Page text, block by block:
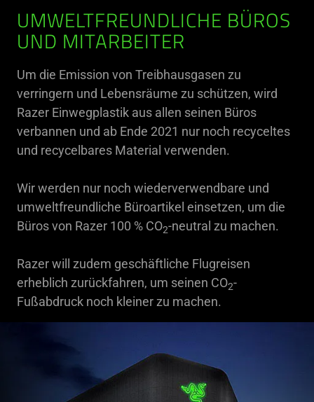
UMWELTFREUNDLICHE BÜROS
UND MITARBEITER
Um die Emission von Treibhausgasen zu
verringern und Lebensräume zu schützen, wird
Razer Einwegplastik aus allen seinen Büros
verbannen und ab Ende 2021 nur noch recyceltes
und recycelbares Material verwenden.
Wir werden nur noch wiederverwendbare und
umweltfreundliche Büroartikel einsetzen, um die
Büros von Razer 100 % CO2-neutral zu machen.
Razer will zudem geschäftliche Flugreisen
erheblich zurückfahren, um seinen CO2-
Fußabdruck noch kleiner zu machen.